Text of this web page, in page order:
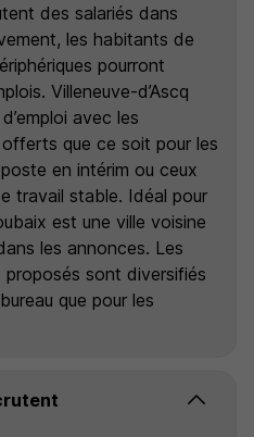
des salariés dans
les habitants de
pourront
Villeneuve-d’Ascq
avec les
que ce soit pour les
en intérim ou ceux
travail stable. Idéal pour
est une ville voisine
les annonces. Les
sont diversifiés
que pour les